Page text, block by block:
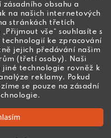
obsahu a
na našich internetových
stránkách třetích
vše“ souhlasíte s
technologií ke zpracování
jejich předávání našim
(třetí osoby). Naši
technologie rovněž k
reklamy. Pokud
se pouze na zásadní